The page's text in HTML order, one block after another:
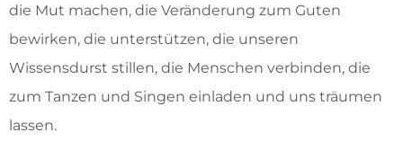
die Mut machen, die Veränderung zum Guten
bewirken, die unterstützen, die unseren
Wissensdurst stillen, die Menschen verbinden, die
zum Tanzen und Singen einladen und uns träumen
lassen.